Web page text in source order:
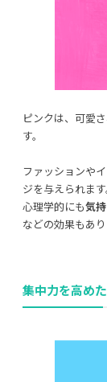
ピンクは、可愛
す。
ファッションや
ジを与えられます
心理学的にも気
などの効果もあり
集中力を高め